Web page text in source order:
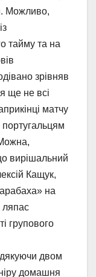
Можливо,
тайму та на
зрівняв
ще не всі
матчу
португальцям
вирішальний
Кащук,
на
ляпас
групового
двом
домашня